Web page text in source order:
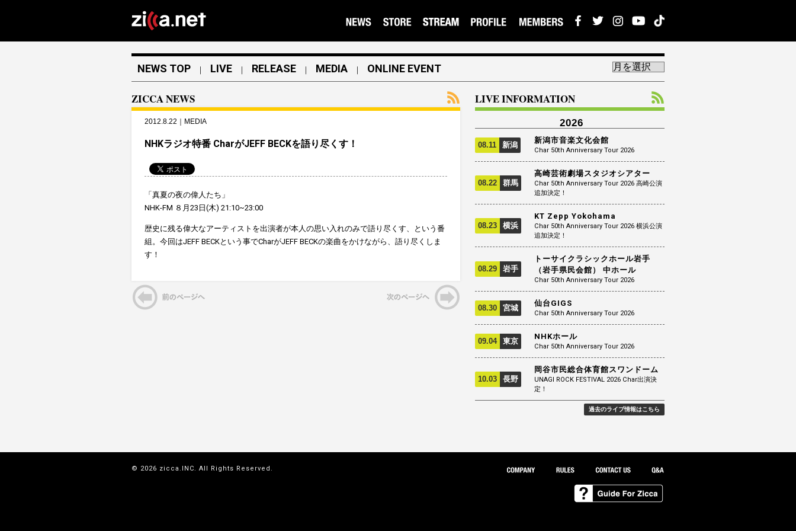
NEWS TOP ｜ LIVE ｜ RELEASE ｜ MEDIA ｜ ONLINE EVENT
ZICCA NEWS
2012.8.22｜MEDIA
NHKラジオ特番 CharがJEFF BECKを語り尽くす！
「真夏の夜の偉人たち」
NHK-FM ８月23日(木) 21:10~23:00
歴史に残る偉大なアーティストを出演者が本人の思い入れのみで語り尽くす、という番
組。今回はJEFF BECKという事でCharがJEFF BECKの楽曲をかけながら、語り尽くしま
す！
LIVE INFORMATION
2026
08.11 新潟 新潟市音楽文化会館
Char 50th Anniversary Tour 2026
08.22 群馬
高崎芸術劇場スタジオシアター
Char 50th Anniversary Tour 2026 高崎公演
追加決定！
08.23 横浜
KT Zepp Yokohama
Char 50th Anniversary Tour 2026 横浜公演
追加決定！
08.29 岩手
トーサイクラシックホール岩手
（岩手県民会館） 中ホール
Char 50th Anniversary Tour 2026
08.30 宮城 仙台GIGS
Char 50th Anniversary Tour 2026
09.04 東京 NHKホール
Char 50th Anniversary Tour 2026
10.03 長野
岡谷市民総合体育館スワンドーム
UNAGI ROCK FESTIVAL 2026 Char出演決
定！
過去のライブ情報はこちら
© 2026 zicca.INC. All Rights Reserved.